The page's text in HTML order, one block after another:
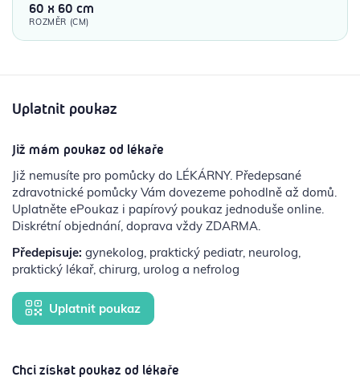
60 x 60 cm
ROZMĚR (CM)
Uplatnit poukaz
Již mám poukaz od lékaře
Již nemusíte pro pomůcky do LÉKÁRNY. Předepsané
zdravotnické pomůcky Vám dovezeme pohodlně až domů.
Uplatněte ePoukaz i papírový poukaz jednoduše online.
Diskrétní objednání, doprava vždy ZDARMA.
Předepisuje: gynekolog, praktický pediatr, neurolog,
praktický lékař, chirurg, urolog a nefrolog
Uplatnit poukaz
Chci získat poukaz od lékaře